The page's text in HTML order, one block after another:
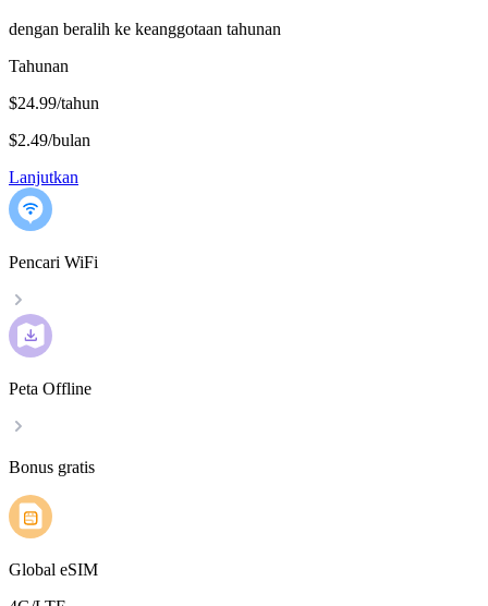
dengan beralih ke keanggotaan tahunan
Tahunan
$24.99/tahun
$2.49/bulan
Lanjutkan
Pencari WiFi
Peta Offline
Bonus gratis
Global eSIM